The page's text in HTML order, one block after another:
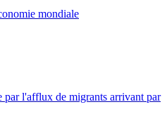
mondiale
par l'afflux de migrants arrivant par